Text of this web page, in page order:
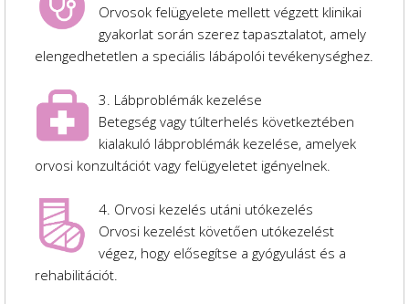
Orvosok felügyelete mellett végzett klinikai
gyakorlat során szerez tapasztalatot, amely
elengedhetetlen a speciális lábápolói tevékenységhez.
3. Lábproblémák kezelése
Betegség vagy túlterhelés következtében
kialakuló lábproblémák kezelése, amelyek
orvosi konzultációt vagy felügyeletet igényelnek.
4. Orvosi kezelés utáni utókezelés
Orvosi kezelést követően utókezelést
végez, hogy elősegítse a gyógyulást és a
rehabilitációt.